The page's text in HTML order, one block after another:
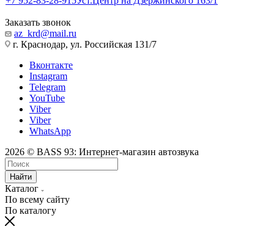
Заказать звонок
az_krd@mail.ru
г. Краснодар, ул. Российская 131/7
Вконтакте
Instagram
Telegram
YouTube
Viber
Viber
WhatsApp
2026 © BASS 93: Интернет-магазин автозвука
Найти
Каталог
По всему сайту
По каталогу